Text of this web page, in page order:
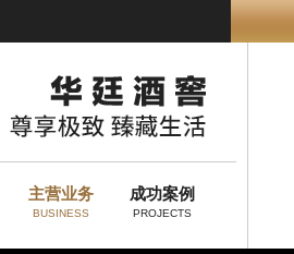
主营业务
BUSINESS
成功案例
PROJECTS